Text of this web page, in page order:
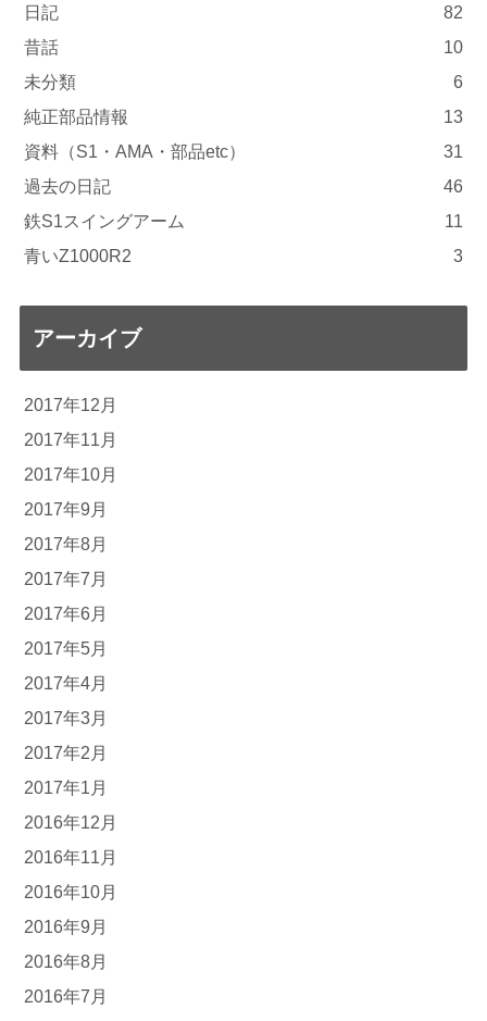
日記
82
昔話
10
未分類
6
純正部品情報
13
資料（S1・AMA・部品etc）
31
過去の日記
46
鉄S1スイングアーム
11
青いZ1000R2
3
アーカイブ
2017年12月
2017年11月
2017年10月
2017年9月
2017年8月
2017年7月
2017年6月
2017年5月
2017年4月
2017年3月
2017年2月
2017年1月
2016年12月
2016年11月
2016年10月
2016年9月
2016年8月
2016年7月